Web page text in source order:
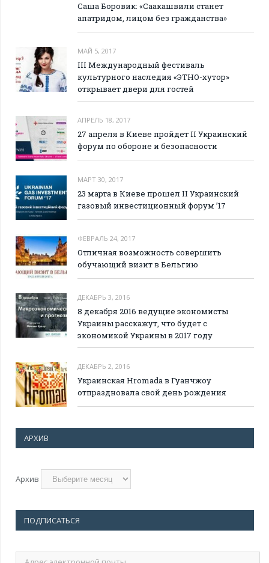
Саша Боровик: «Саакашвили станет
апатридом, лицом без гражданства»
МАЙ 5, 2017
III Международный фестиваль
культурного наследия «ЭТНО-хутор»
открывает двери для гостей
АПРЕЛЬ 18, 2017
27 апреля в Киеве пройдет II Украинский
форум по обороне и безопасности
МАРТ 30, 2017
23 марта в Киеве прошел II Украинский
газовый инвестиционный форум ’17
ФЕВРАЛЬ 24, 2017
Отличная возможность совершить
обучающий визит в Бельгию
ДЕКАБРЬ 3, 2016
8 декабря 2016 ведущие экономисты
Украины расскажут, что будет с
экономикой Украины в 2017 году
ДЕКАБРЬ 2, 2016
Украинская Hromada в Гуанчжоу
отпраздновала свой день рождения
АРХИВ
Архив
ПОДПИСАТЬСЯ
Адрес